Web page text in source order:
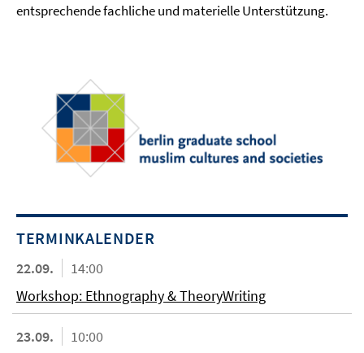
entsprechende fachliche und materielle Unterstützung.
TERMINKALENDER
22.09.
14:00
Workshop: Ethnography & TheoryWriting
23.09.
10:00